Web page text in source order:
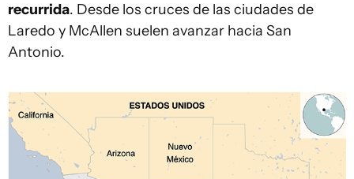
recurrida. Desde los cruces de las ciudades de
Laredo y McAllen suelen avanzar hacia San
Antonio.